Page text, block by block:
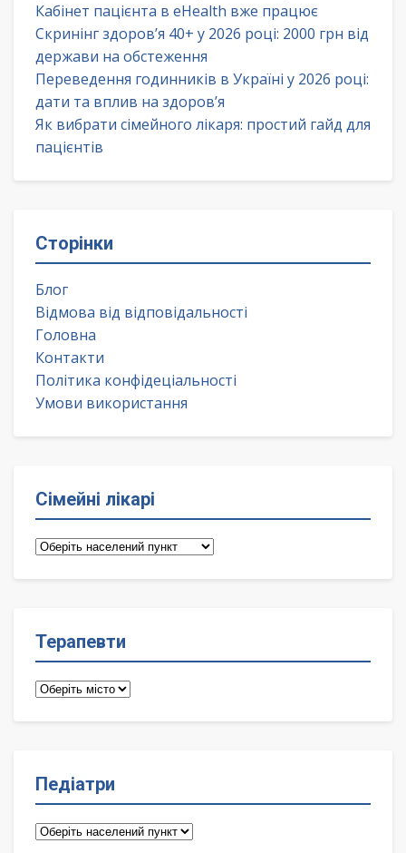
Кабінет пацієнта в eHealth вже працює
Скринінг здоров’я 40+ у 2026 році: 2000 грн від
держави на обстеження
Переведення годинників в Україні у 2026 році:
дати та вплив на здоров’я
Як вибрати сімейного лікаря: простий гайд для
пацієнтів
Сторінки
Блог
Відмова від відповідальності
Головна
Контакти
Політика конфідеціальності
Умови використання
Сімейні лікарі
Сімейні
Терапевти
Терапевти
Педіатри
Педіатри